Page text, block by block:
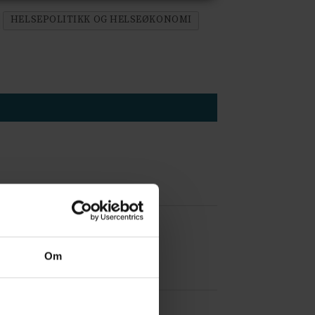
Om
HELSEPOLITIKK OG HELSEØKONOMI
være forvakt nå